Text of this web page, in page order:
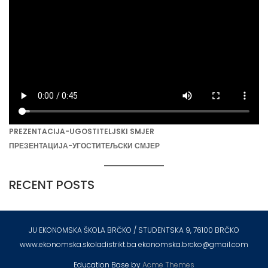
PREZENTACIJA-UGOSTITELJSKI SMJER
ПРЕЗЕНТАЦИЈА-УГОСТИТЕЉСКИ СМЈЕР
RECENT POSTS
JU EKONOMSKA ŠKOLA BRČKO / STUDENTSKA 9, 76100 BRČKO
www.ekonomska.skoladistrikt.ba ekonomska.brcko@gmail.com
Education Base byAcme Themes